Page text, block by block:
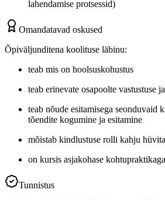
lahendamise protsessid)
Omandatavad oskused
Õpiväljunditena koolituse läbinu:
teab mis on hoolsuskohustus
teab erinevate osapoolte vastustuse
teab nõude esitamisega seonduvaid
tõendite kogumine ja esitamine
mõistab kindlustuse rolli kahju
on kursis asjakohase kohtupraktikaga
Tunnistus